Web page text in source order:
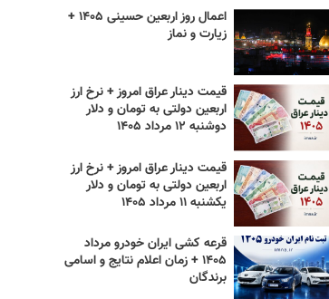
اعمال روز اربعین حسینی ۱۴۰۵ +
زیارت و نماز
قیمت دینار عراق امروز + نرخ ارز
اربعین دولتی به تومان و دلار
دوشنبه ۱۲ مرداد ۱۴۰۵
قیمت دینار عراق امروز + نرخ ارز
اربعین دولتی به تومان و دلار
یکشنبه ۱۱ مرداد ۱۴۰۵
قرعه کشی ایران خودرو مرداد
۱۴۰۵ + زمان اعلام نتایج و اسامی
برندگان